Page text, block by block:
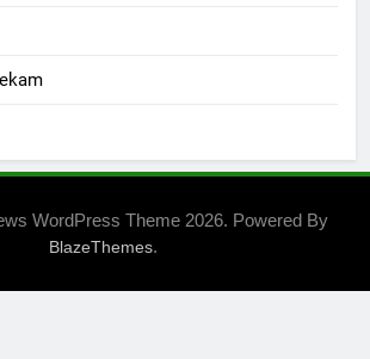
WordPress Theme 2026. Powered By
BlazeThemes.